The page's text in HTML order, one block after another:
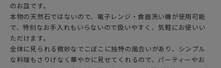
のお皿です。
本物の天然石ではないので、電子レンジ・食器洗い機が使用可能
で、特別なお手入れもいらないので扱いやすく、気軽にお使いい
ただけます。
全体に見られる微妙なでこぼこに独特の風合いがあり、シンプル
な料理もさりげなく華やかに見せてくれるので、パーティーやお